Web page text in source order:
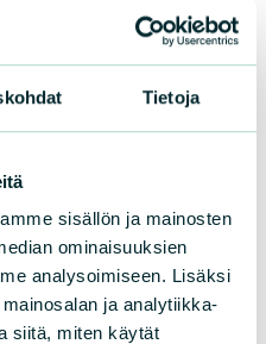
Tietoja
sisällön ja mainosten
ominaisuuksien
analysoimiseen. Lisäksi
ja analytiikka-
siitä, miten käytät
tutkittuun
-
tavataan sanoa.
tuskaa! Tieto